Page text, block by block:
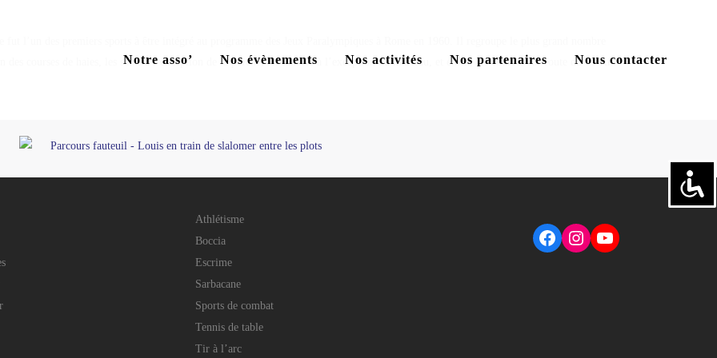
Notre asso’ Nos évènements Nos activités Nos partenaires Nous contacter
des courses de haies, les sauts à l’exception de la perche, les lancers à l’exception du marteau, et enfin, les courses sur route du 10 Km
Athlétisme
Boccia
Escrime
Sarbacane
Sports de combat
Tennis de table
Tir à l’arc
Facebook
Instagram
YouTube